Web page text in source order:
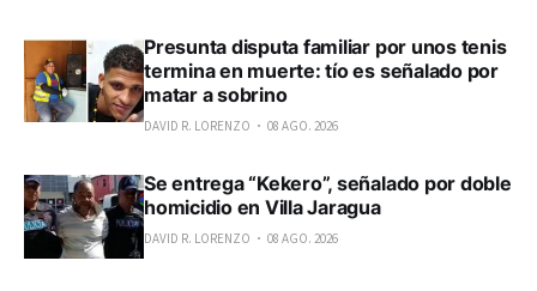
Presunta disputa familiar por unos tenis
termina en muerte: tío es señalado por
matar a sobrino
DAVID R. LORENZO 08 AGO. 2026
Se entrega “Kekero”, señalado por doble
homicidio en Villa Jaragua
DAVID R. LORENZO 08 AGO. 2026